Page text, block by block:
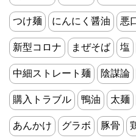
つけ麺 にんにく醤油 悪
新型コロナ まぜそば 塩
中細ストレート麺 陰謀論
購入トラブル 鴨油 太麺
あんかけ グラボ 豚骨